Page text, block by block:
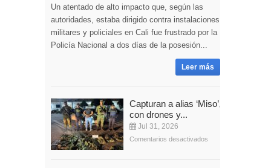
Un atentado de alto impacto que, según las
autoridades, estaba dirigido contra instalaciones
militares y policiales en Cali fue frustrado por la
Policía Nacional a dos días de la posesión...
Leer más
Capturan a alias ‘Miso’,
con drones y...
Jul 31, 2026
Comentarios desactivados